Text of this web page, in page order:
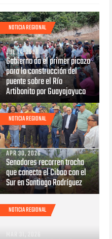
NOTICIA REGIONAL
JUL 14, 2026
Gobierno da el primer picazo
para la construcción del
puente sobre el Río
Artibonito por Guayajayuco
NOTICIA REGIONAL
APR 30, 2026
Senadores recorren trocha
que conecta el Cibao con el
Sur en Santiago Rodríguez
NOTICIA REGIONAL
MAR 31, 2026